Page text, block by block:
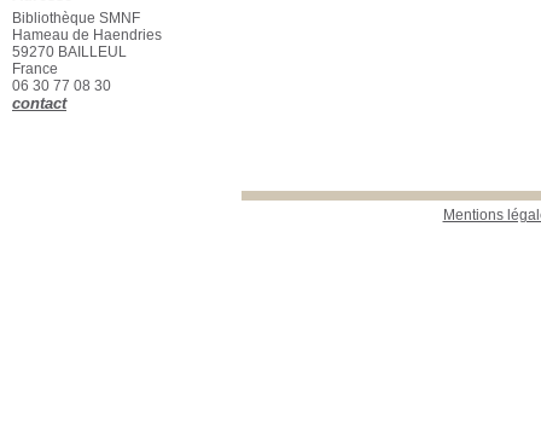
Mentions
Bibliothèque SMNF
Hameau de Haendries
59270 BAILLEUL
France
06 30 77 08 30
contact